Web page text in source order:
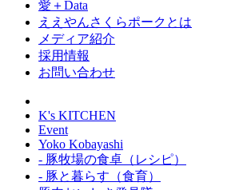
愛＋Data
ええやんさくらポークとは
メディア紹介
採用情報
お問い合わせ
K's KITCHEN
Event
Yoko Kobayashi
- 豚牧場の食卓（レシピ）
- 豚と暮らす（食育）